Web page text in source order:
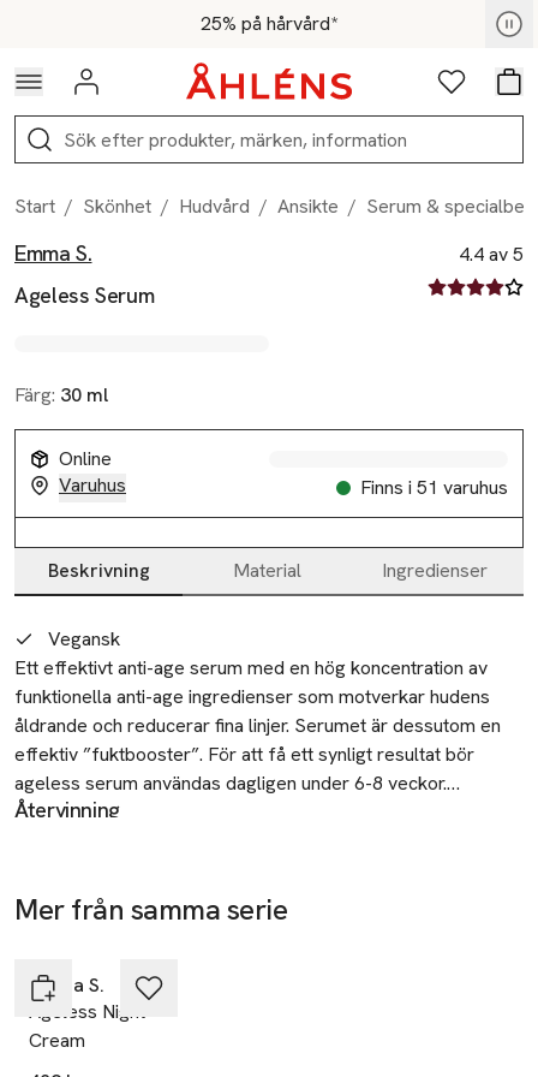
Hoppa till navigationsmenyn25% på hårvård*
För medlemmar - Shoppa nu
Logga in Favoriter
Sök
Start / Skönhet / Hudvård / Ansikte / Serum &
Produktbilder
Hoppa över bildspelet
Emma S.
Ageless Serum
4.4 av 5
4.4 av fem
Färg: 30 ml
Online
Varuhus
Finns i 51 varuhus
Produktinformation
Beskrivning Material Ingredienser
Beskrivning
Vegansk
Ett effektivt anti-age serum med en hög koncentration av
funktionella anti-age ingredienser som motverkar hudens
åldrande och reducerar fina linjer. Serumet är dessutom en
effektiv ”fuktbooster”. För att få ett synligt resultat bör
ageless serum användas dagligen under 6-8 veckor.
Återvinning
Innehåller Vitamin A. Ta i beaktande ditt dagliga intag före
Tillverkare
EMMA S AB
Mer från samma serie
Emma S.
Ageless Night
Cream